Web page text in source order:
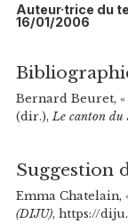
Auteur·trice du
16/01/2006
Bernard Beuret,
(dir.),Le canton du
Suggestion
Emma Chatelain,
(DIJU), https://